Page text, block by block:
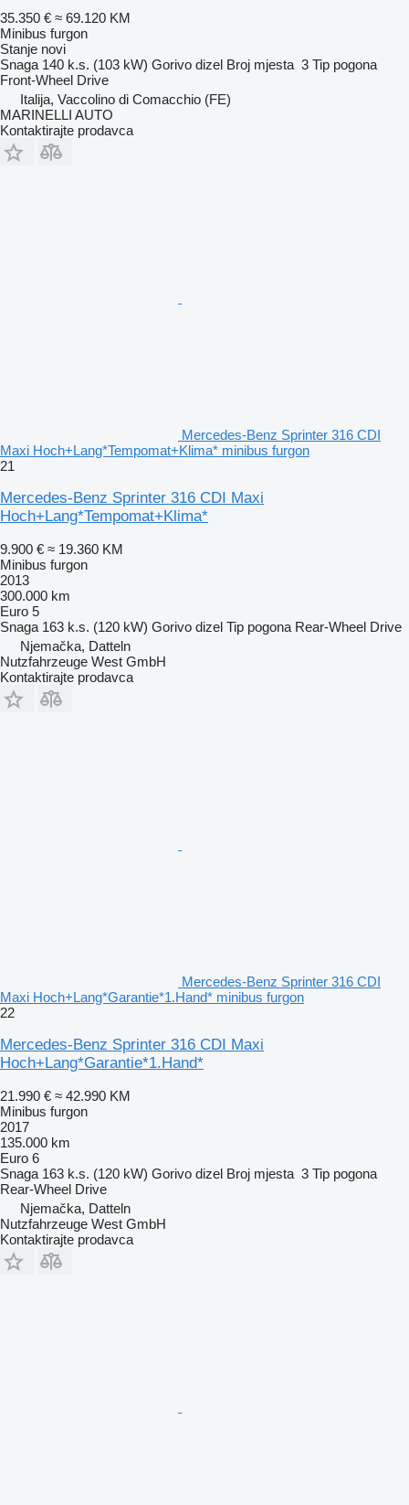
35.350 € ≈ 69.120 KM
Minibus furgon
Stanje novi
Snaga 140 k.s. (103 kW) Gorivo dizel Broj mjesta 3 Tip pogona
Front-Wheel Drive
Italija, Vaccolino di Comacchio (FE)
MARINELLI AUTO
Kontaktirajte prodavca
Mercedes-Benz Sprinter 316 CDI
Maxi Hoch+Lang*Tempomat+Klima* minibus furgon
21
Mercedes-Benz Sprinter 316 CDI Maxi
Hoch+Lang*Tempomat+Klima*
9.900 € ≈ 19.360 KM
Minibus furgon
2013
300.000 km
Euro 5
Snaga 163 k.s. (120 kW) Gorivo dizel Tip pogona Rear-Wheel Drive
Njemačka, Datteln
Nutzfahrzeuge West GmbH
Kontaktirajte prodavca
Mercedes-Benz Sprinter 316 CDI
Maxi Hoch+Lang*Garantie*1.Hand* minibus furgon
22
Mercedes-Benz Sprinter 316 CDI Maxi
Hoch+Lang*Garantie*1.Hand*
21.990 € ≈ 42.990 KM
Minibus furgon
2017
135.000 km
Euro 6
Snaga 163 k.s. (120 kW) Gorivo dizel Broj mjesta 3 Tip pogona
Rear-Wheel Drive
Njemačka, Datteln
Nutzfahrzeuge West GmbH
Kontaktirajte prodavca